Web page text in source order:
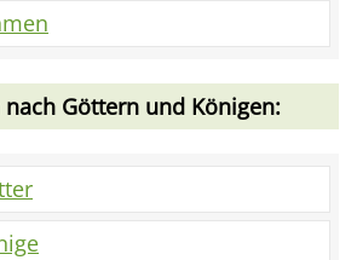
Göttern und Königen: